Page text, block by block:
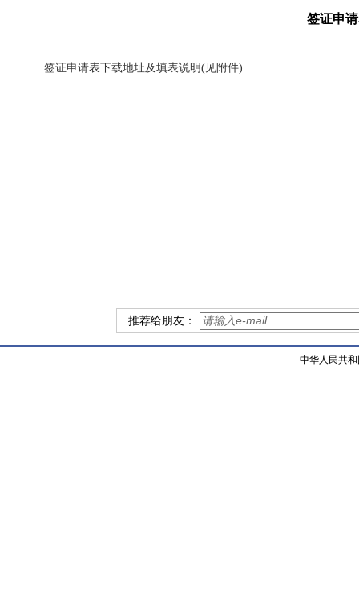
签证申
签证申请表下载地址及填表说明(见附件).
推荐给朋友：
中华人民共